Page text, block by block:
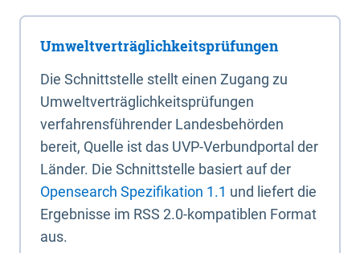
Umweltverträglichkeitsprüfungen
Die Schnittstelle stellt einen Zugang zu
Umweltverträglichkeitsprüfungen
verfahrensführender Landesbehörden
bereit, Quelle ist das UVP-Verbundportal der
Länder. Die Schnittstelle basiert auf der
Opensearch Spezifikation 1.1 und liefert die
Ergebnisse im RSS 2.0-kompatiblen Format
aus.